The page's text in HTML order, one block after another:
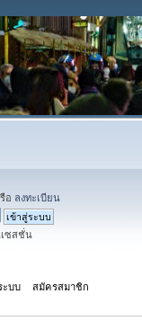
อ ลงทะเบียน
เซสชั่น
ะบบ สมัครสมาชิก